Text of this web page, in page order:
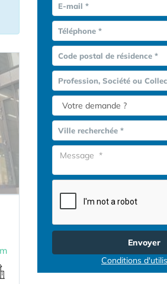
E-mail *
Téléphone *
Code postal de résidence *
Profession, Société ou
Ville recherchée *
Envoyer
Conditions